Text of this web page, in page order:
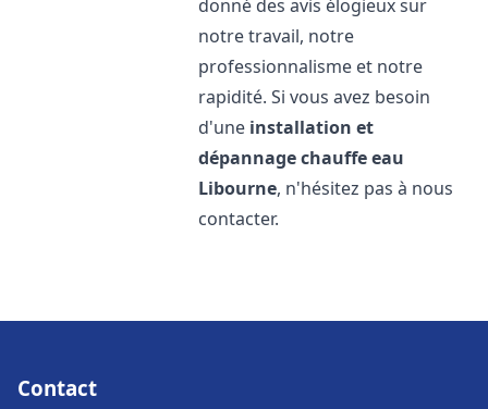
donné des avis élogieux sur
notre travail, notre
professionnalisme et notre
rapidité. Si vous avez besoin
d'une installation et
dépannage chauffe eau
Libourne, n'hésitez pas à nous
contacter.
Contact